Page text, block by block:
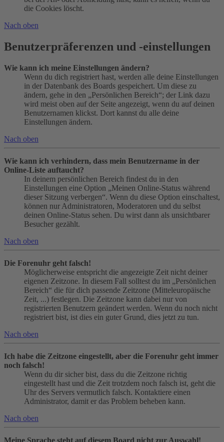
die Cookies löscht.
Nach oben
Benutzerpräferenzen und -einstellungen
Wie kann ich meine Einstellungen ändern?
Wenn du dich registriert hast, werden alle deine Einstellungen
in der Datenbank des Boards gespeichert. Um diese zu
ändern, gehe in den „Persönlichen Bereich“; der Link dazu
wird meist oben auf der Seite angezeigt, wenn du auf deinen
Benutzernamen klickst. Dort kannst du alle deine
Einstellungen ändern.
Nach oben
Wie kann ich verhindern, dass mein Benutzername in der
Online-Liste auftaucht?
In deinem persönlichen Bereich findest du in den
Einstellungen eine Option „Meinen Online-Status während
dieser Sitzung verbergen“. Wenn du diese Option einschaltest,
können nur Administratoren, Moderatoren und du selbst
deinen Online-Status sehen. Du wirst dann als unsichtbarer
Besucher gezählt.
Nach oben
Die Forenuhr geht falsch!
Möglicherweise entspricht die angezeigte Zeit nicht deiner
eigenen Zeitzone. In diesem Fall solltest du im „Persönlichen
Bereich“ die für dich passende Zeitzone (Mitteleuropäische
Zeit, ...) festlegen. Die Zeitzone kann dabei nur von
registrierten Benutzern geändert werden. Wenn du noch nicht
registriert bist, ist dies ein guter Grund, dies jetzt zu tun.
Nach oben
Ich habe die Zeitzone eingestellt, aber die Forenuhr geht immer
noch falsch!
Wenn du dir sicher bist, dass du die Zeitzone richtig
eingestellt hast und die Zeit trotzdem noch falsch ist, geht die
Uhr des Servers vermutlich falsch. Kontaktiere einen
Administrator, damit er das Problem beheben kann.
Nach oben
Meine Sprache steht auf diesem Board nicht zur Auswahl!